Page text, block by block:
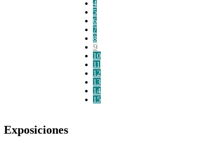
4
5
6
7
8
9
10
11
12
13
14
15
Exposiciones